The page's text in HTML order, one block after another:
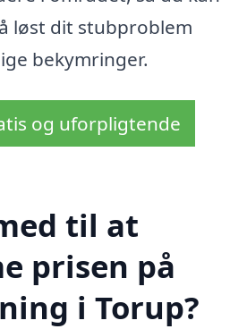
løst dit stubproblem
bekymringer.
og uforpligtende
til at
prisen på
i Torup?